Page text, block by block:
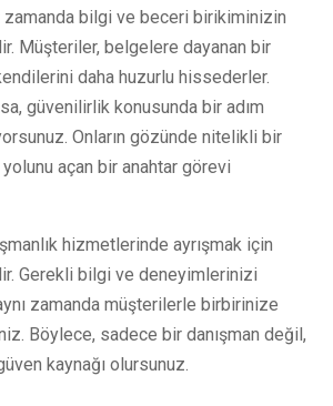
zamanda bilgi ve beceri birikiminizin
Müşteriler, belgelere dayanan bir
daha huzurlu hissederler.
güvenilirlik konusunda bir adım
Onların gözünde nitelikli bir
yolunu açan bir anahtar görevi
hizmetlerinde ayrışmak için
Gerekli bilgi ve deneyimlerinizi
zamanda müşterilerle birbirinize
Böylece, sadece bir danışman değil,
kaynağı olursunuz.